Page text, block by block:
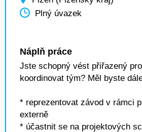
Plný úvazek
Náplň práce
Jste schopný vést přiřazený
koordinovat tým? Měl byste
* reprezentovat závod v rámci
externě
* účastnit se na projektových